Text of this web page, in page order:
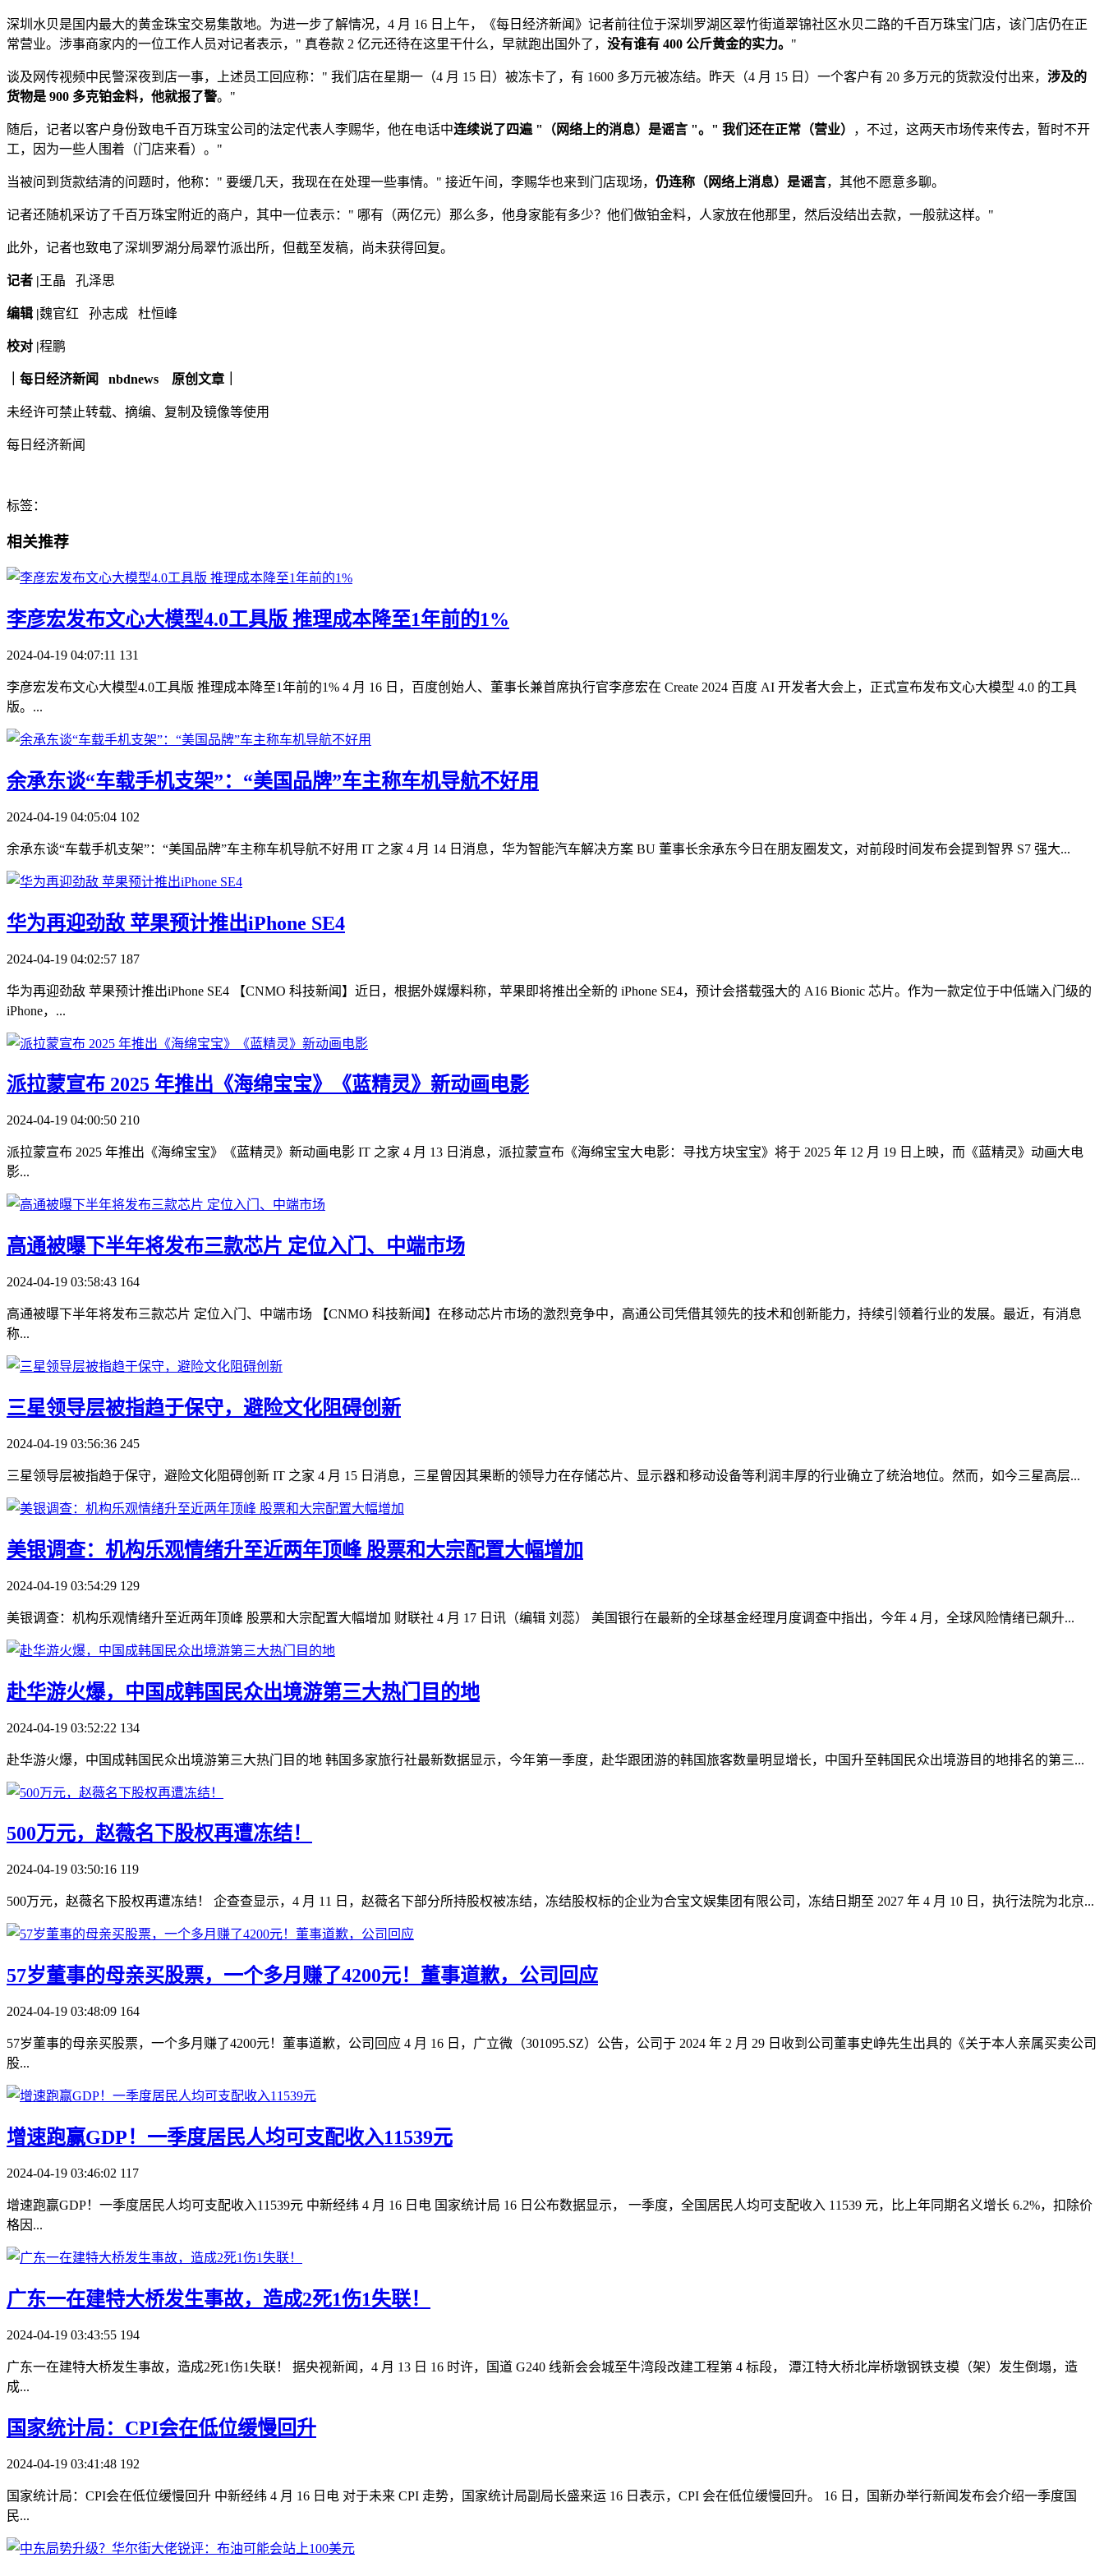
深圳水贝是国内最大的黄金珠宝交易集散地。为进一步了解情况，4 月 16 日上午，《每日经济新闻》记者前往位于深圳罗湖区翠竹街道翠锦社区水贝二路的千百万珠宝门店，该门店仍在正
常营业。涉事商家内的一位工作人员对记者表示，" 真卷款 2 亿元还待在这里干什么，早就跑出国外了， 没有谁有 400 公斤黄金的实力。 "
谈及网传视频中民警深夜到店一事，上述员工回应称：" 我们店在星期一（4 月 15 日）被冻卡了，有 1600 多万元被冻结。昨天（4 月 15 日）一个客户有 20 多万元的货款没付出来， 涉及的
货物是 900 多克铂金料，他就报了警。"
随后，记者以客户身份致电千百万珠宝公司的法定代表人李赐华，他在电话中连续说了四遍 "（网络上的消息）是谣言 "。" 我们还在正常（营业）
，不过，这两天市场传来传去，暂时不开
工，因为一些人围着（门店来看）。"
当被问到货款结清的问题时，他称：" 要缓几天，我现在在处理一些事情。" 接近午间，李赐华也来到门店现场， 仍连称（网络上消息）是谣言，其他不愿意多聊。
记者还随机采访了千百万珠宝附近的商户，其中一位表示：" 哪有（两亿元）那么多，他身家能有多少？他们做铂金料，人家放在他那里，然后没结出去款，一般就这样。"
此外，记者也致电了深圳罗湖分局翠竹派出所，但截至发稿，尚未获得回复。
记者 |王晶 孔泽思
编辑 |魏官红 孙志成 杜恒峰
校对 |程鹏
｜每日经济新闻 nbdnews 原创文章｜
未经许可禁止转载、摘编、复制及镜像等使用
每日经济新闻
标签：
相关推荐
​李彦宏发布文心大模型4.0工具版 推理成本降至1年前的1%
2024-04-19 04:07:11 131
李彦宏发布文心大模型4.0工具版 推理成本降至1年前的1% 4 月 16 日，百度创始人、董事长兼首席执行官李彦宏在 Create 2024 百度 AI 开发者大会上，正式宣布发布文心大模型 4.0 的工具
版。...
​余承东谈“车载手机支架”：“美国品牌”车主称车机导航不好用
2024-04-19 04:05:04 102
余承东谈“车载手机支架”：“美国品牌”车主称车机导航不好用 IT 之家 4 月 14 日消息，华为智能汽车解决方案 BU 董事长余承东今日在朋友圈发文，对前段时间发布会提到智界 S7 强大...
​华为再迎劲敌 苹果预计推出iPhone SE4
2024-04-19 04:02:57 187
华为再迎劲敌 苹果预计推出iPhone SE4 【CNMO 科技新闻】近日，根据外媒爆料称，苹果即将推出全新的 iPhone SE4，预计会搭载强大的 A16 Bionic 芯片。作为一款定位于中低端入门级的
iPhone，...
​派拉蒙宣布 2025 年推出《海绵宝宝》《蓝精灵》新动画电影
2024-04-19 04:00:50 210
派拉蒙宣布 2025 年推出《海绵宝宝》《蓝精灵》新动画电影 IT 之家 4 月 13 日消息，派拉蒙宣布《海绵宝宝大电影：寻找方块宝宝》将于 2025 年 12 月 19 日上映，而《蓝精灵》动画大电
影...
​高通被曝下半年将发布三款芯片 定位入门、中端市场
2024-04-19 03:58:43 164
高通被曝下半年将发布三款芯片 定位入门、中端市场 【CNMO 科技新闻】在移动芯片市场的激烈竞争中，高通公司凭借其领先的技术和创新能力，持续引领着行业的发展。最近，有消息
称...
​三星领导层被指趋于保守，避险文化阻碍创新
2024-04-19 03:56:36 245
三星领导层被指趋于保守，避险文化阻碍创新 IT 之家 4 月 15 日消息，三星曾因其果断的领导力在存储芯片、显示器和移动设备等利润丰厚的行业确立了统治地位。然而，如今三星高层...
​美银调查：机构乐观情绪升至近两年顶峰 股票和大宗配置大幅增加
2024-04-19 03:54:29 129
美银调查：机构乐观情绪升至近两年顶峰 股票和大宗配置大幅增加 财联社 4 月 17 日讯（编辑 刘蕊） 美国银行在最新的全球基金经理月度调查中指出，今年 4 月，全球风险情绪已飙升...
​赴华游火爆，中国成韩国民众出境游第三大热门目的地
2024-04-19 03:52:22 134
赴华游火爆，中国成韩国民众出境游第三大热门目的地 韩国多家旅行社最新数据显示，今年第一季度，赴华跟团游的韩国旅客数量明显增长，中国升至韩国民众出境游目的地排名的第三...
​500万元，赵薇名下股权再遭冻结！
2024-04-19 03:50:16 119
500万元，赵薇名下股权再遭冻结！ 企查查显示，4 月 11 日，赵薇名下部分所持股权被冻结，冻结股权标的企业为合宝文娱集团有限公司，冻结日期至 2027 年 4 月 10 日，执行法院为北京...
57岁董事的母亲买股票，一个多月赚了4200元！董事道歉，公司回应
2024-04-19 03:48:09 164
57岁董事的母亲买股票，一个多月赚了4200元！董事道歉，公司回应 4 月 16 日，广立微（301095.SZ）公告，公司于 2024 年 2 月 29 日收到公司董事史峥先生出具的《关于本人亲属买卖公司
股...
​增速跑赢GDP！一季度居民人均可支配收入11539元
2024-04-19 03:46:02 117
增速跑赢GDP！一季度居民人均可支配收入11539元 中新经纬 4 月 16 日电 国家统计局 16 日公布数据显示， 一季度，全国居民人均可支配收入 11539 元，比上年同期名义增长 6.2%，扣除价
格因...
​广东一在建特大桥发生事故，造成2死1伤1失联！
2024-04-19 03:43:55 194
广东一在建特大桥发生事故，造成2死1伤1失联！ 据央视新闻，4 月 13 日 16 时许，国道 G240 线新会会城至牛湾段改建工程第 4 标段， 潭江特大桥北岸桥墩钢铁支模（架）发生倒塌，造
成...
​国家统计局：CPI会在低位缓慢回升
2024-04-19 03:41:48 192
国家统计局：CPI会在低位缓慢回升 中新经纬 4 月 16 日电 对于未来 CPI 走势，国家统计局副局长盛来运 16 日表示，CPI 会在低位缓慢回升。 16 日，国新办举行新闻发布会介绍一季度国
民...